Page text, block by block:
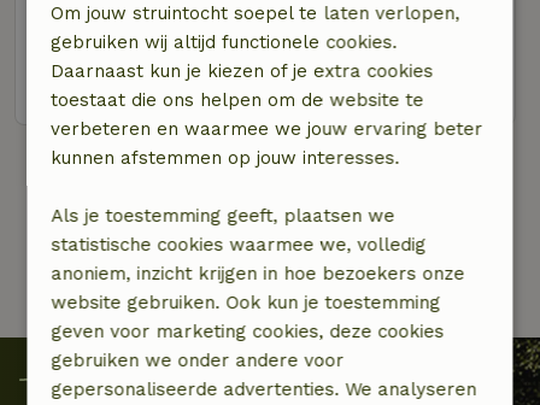
2 personen 1 slaapkamer
bekijk
Om jouw struintocht soepel te laten verlopen,
gebruiken wij altijd functionele cookies.
Daarnaast kun je kiezen of je extra cookies
toestaat die ons helpen om de website te
verbeteren en waarmee we jouw ervaring beter
kunnen afstemmen op jouw interesses.
Als je toestemming geeft, plaatsen we
statistische cookies waarmee we, volledig
anoniem, inzicht krijgen in hoe bezoekers onze
website gebruiken. Ook kun je toestemming
geven voor marketing cookies, deze cookies
gebruiken we onder andere voor
gepersonaliseerde advertenties. We analyseren